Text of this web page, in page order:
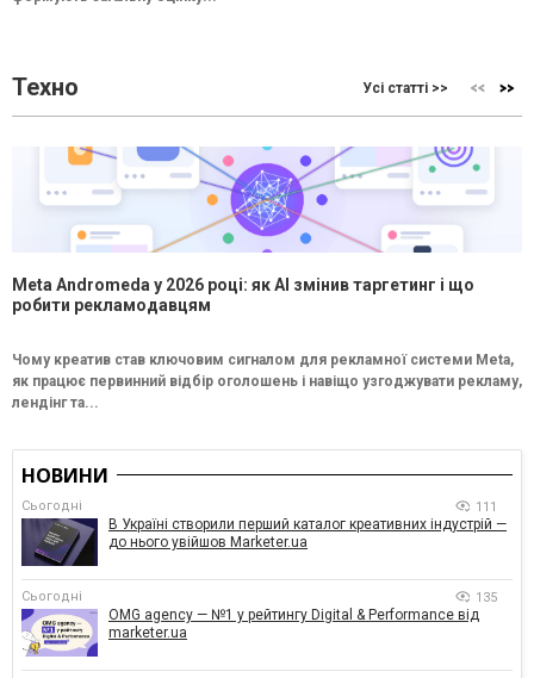
Техно Усі статті >>
Meta Andromeda у 2026 році: як AI змінив таргетинг і що
робити рекламодавцям
Чому креатив став ключовим сигналом для рекламної системи Meta,
як працює первинний відбір оголошень і навіщо узгоджувати рекламу,
лендінг та...
НОВИНИ
Сьогодні 111
В Україні створили перший каталог креативних індустрій —
до нього увійшов Marketer.ua
Сьогодні 135
OMG agency — №1 у рейтингу Digital & Performance від
marketer.ua